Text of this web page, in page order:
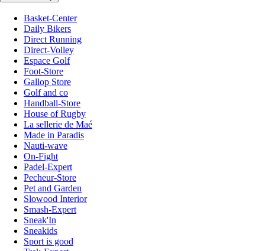
Basket-Center
Daily Bikers
Direct Running
Direct-Volley
Espace Golf
Foot-Store
Gallop Store
Golf and co
Handball-Store
House of Rugby
La sellerie de Maé
Made in Paradis
Nauti-wave
On-Fight
Padel-Expert
Pecheur-Store
Pet and Garden
Slowood Interior
Smash-Expert
Sneak'In
Sneakids
Sport is good